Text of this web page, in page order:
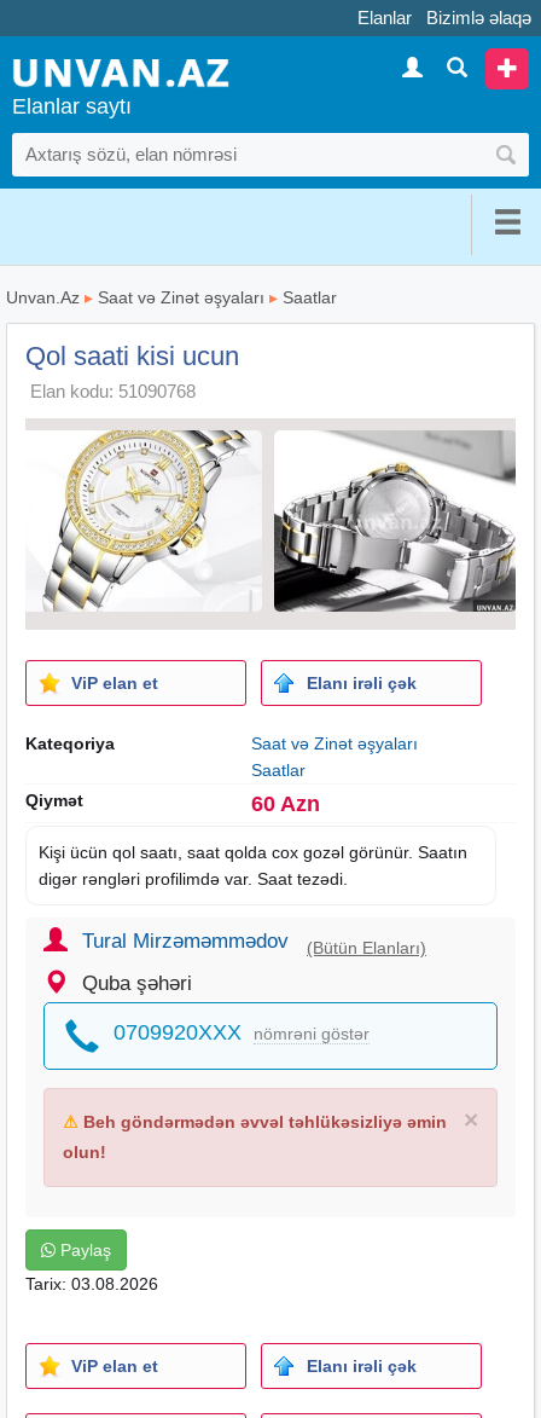
Elanlar Bizimlə əlaqə
Elanlar saytı
Unvan.Az ▸ Saat və Zinət əşyaları ▸ Saatlar
Qol saati kisi ucun
Elan kodu: 51090768
ViP elan et Elanı irəli çək
Kateqoriya
Saat və Zinət əşyaları
Saatlar
Qiymət
60 Azn
Kişi ücün qol saatı, saat qolda cox gozəl görünür. Saatın
digər rəngləri profilimdə var. Saat tezədi.
Tural Mirzəməmmədov (Bütün Elanları)
Quba şəhəri
0709920XXX nömrəni göstər
×
⚠ Beh göndərmədən əvvəl təhlükəsizliyə əmin
olun!
Paylaş
Tarix: 03.08.2026
ViP elan et Elanı irəli çək